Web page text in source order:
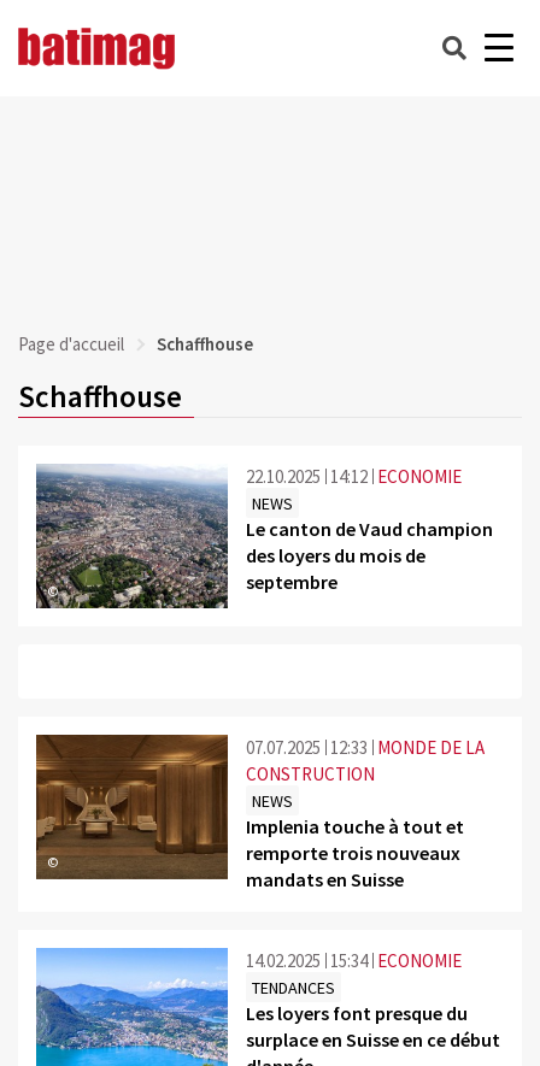
Page d'accueil Schaffhouse
Schaffhouse
©
22.10.2025 14:12 ECONOMIE
NEWS
Le canton de Vaud champion
des loyers du mois de
septembre
©
07.07.2025 12:33 MONDE DE LA
CONSTRUCTION
NEWS
Implenia touche à tout et
remporte trois nouveaux
mandats en Suisse
14.02.2025 15:34 ECONOMIE
TENDANCES
Les loyers font presque du
surplace en Suisse en ce début